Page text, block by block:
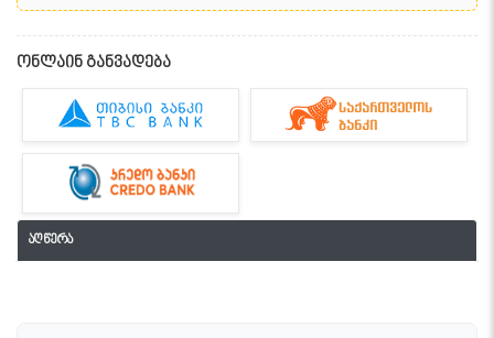
ონლაინ განვადება
აღწერა